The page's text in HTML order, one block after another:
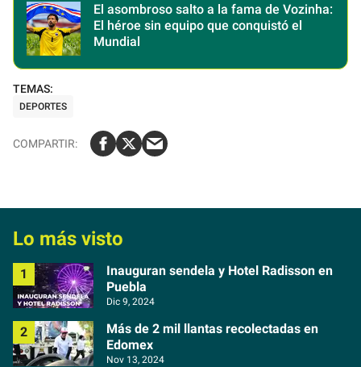
El asombroso salto a la fama de Vozinha:
El héroe sin equipo que conquistó el
Mundial
DEPORTES
Lo más visto
Inauguran sendela y Hotel Radisson en
Puebla
Dic 9, 2024
Más de 2 mil llantas recolectadas en
Edomex
Nov 13, 2024